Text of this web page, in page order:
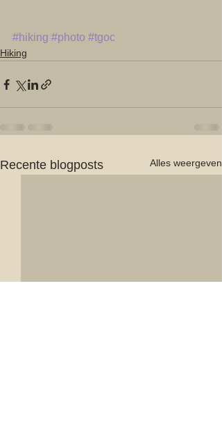
#hiking #photo #tgoc
Hiking
Recente blogposts Alles weergeven